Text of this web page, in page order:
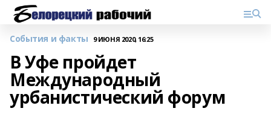
События и факты 9 ИЮНЯ 2020, 16:25
В Уфе пройдет
Международный
урбанистический форум